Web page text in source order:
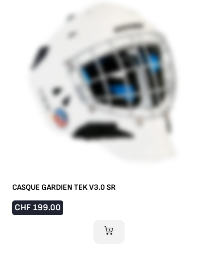
CASQUE GARDIEN TEK V3.0 SR
CHF 199.00
AJOUTER AU PANIER